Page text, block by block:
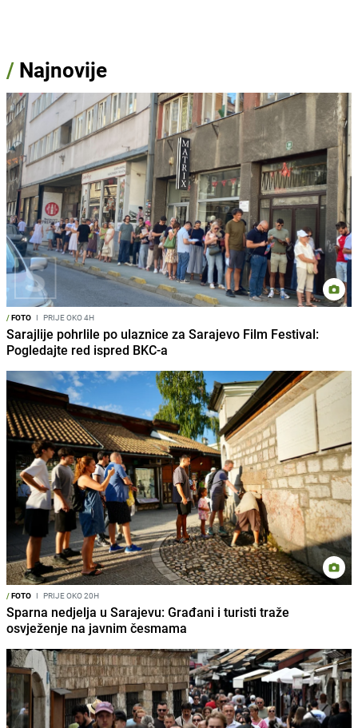
/ Najnovije
/FOTO I PRIJE OKO 4H
Sarajlije pohrlile po ulaznice za Sarajevo Film Festival:
Pogledajte red ispred BKC-a
/FOTO I PRIJE OKO 20H
Sparna nedjelja u Sarajevu: Građani i turisti traže
osvježenje na javnim česmama